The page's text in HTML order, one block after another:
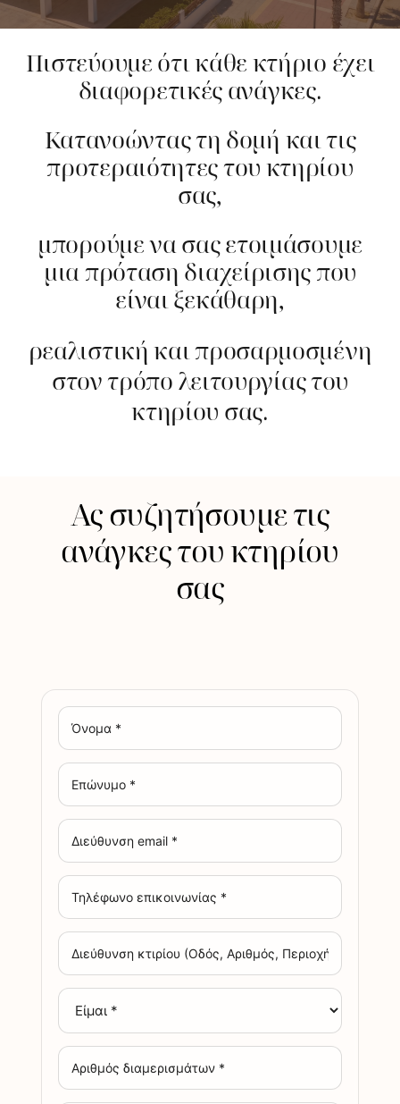
Πιστεύουμε ότι κάθε κτήριο έχει
διαφορετικές ανάγκες.
Κατανοώντας τη δομή και τις
προτεραιότητες του κτηρίου
σας,
μπορούμε να σας ετοιμάσουμε
μια πρόταση διαχείρισης που
είναι ξεκάθαρη,
ρεαλιστική και προσαρμοσμένη
στον τρόπο λειτουργίας του
κτηρίου σας.
Ας συζητήσουμε τις
ανάγκες του κτηρίου
σας